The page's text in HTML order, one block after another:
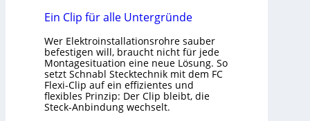
b
d
a
r
f
s
g
Ein Clip für alle Untergründe
Wer Elektroinstallationsrohre sauber
befestigen will, braucht nicht für jede
Montagesituation eine neue Lösung. So
setzt Schnabl Stecktechnik mit dem FC
Flexi-Clip auf ein effizientes und
flexibles Prinzip: Der Clip bleibt, die
Steck-Anbindung wechselt.